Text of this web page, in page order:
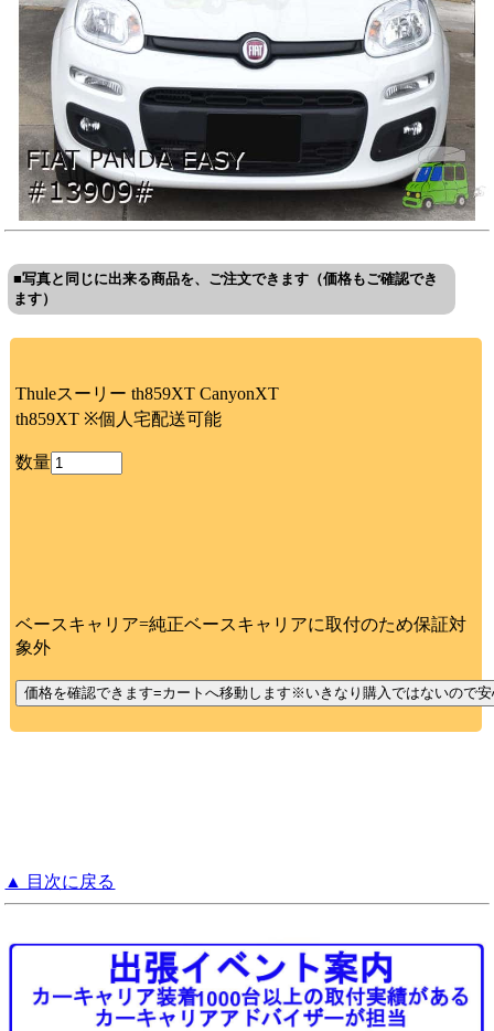
■写真と同じに出来る商品を、ご注文できます（価格もご確認でき
ます）
Thuleスーリー th859XT CanyonXT
th859XT ※個人宅配送可能
数量
ベースキャリア=純正ベースキャリアに取付のため保証対
象外
▲ 目次に戻る